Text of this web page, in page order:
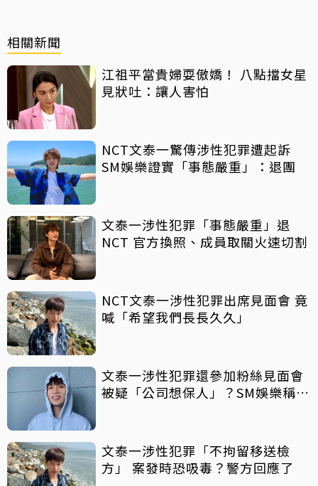
相關新聞
江祖平當貴婦耍傲嬌！ 八點擋女星
見狀吐：讓人害怕
NCT文泰一驚傳涉性犯罪遭起訴
SM娛樂證實「事態嚴重」：退團
文泰一涉性犯罪「事態嚴重」退
NCT 官方換照、成員取關火速切割
NCT文泰一涉性犯罪出席見面會 竟
喊「希望我們長長久久」
文泰一涉性犯罪還參加粉絲見面會
被疑「公司想保人」？SM娛樂稱8
文泰一涉性犯罪「不拘留移送檢
方」 案發時恐吸毒？警方回應了